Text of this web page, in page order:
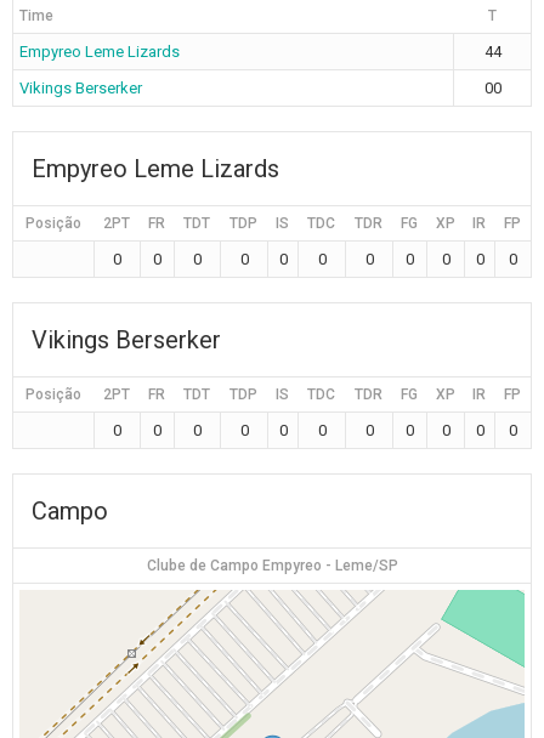
Time T
Empyreo Leme Lizards
44
Vikings Berserker
00
Empyreo Leme Lizards
Posição 2PT FR TDT TDP IS TDC TDR FG XP IR FP
0 0 0 0 0 0 0 0 0 0 0
Vikings Berserker
Posição 2PT FR TDT TDP IS TDC TDR FG XP IR FP
0 0 0 0 0 0 0 0 0 0 0
Campo
Clube de Campo Empyreo - Leme/SP